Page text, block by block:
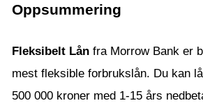
Oppsummering
Fleksibelt Lån fra Morrow Bank er
mest fleksible forbrukslån. Du kan
500 000 kroner med 1-15 års